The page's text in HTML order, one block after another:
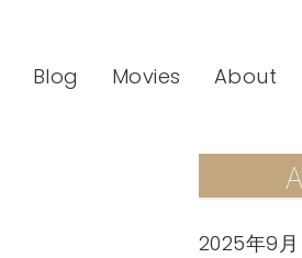
Blog Movies About
2025年9月